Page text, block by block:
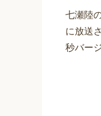
七瀬陸
に放送
秒バー